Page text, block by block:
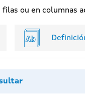
ou en